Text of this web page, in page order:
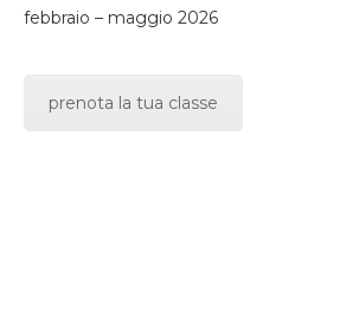
febbraio – maggio 2026
prenota la tua classe